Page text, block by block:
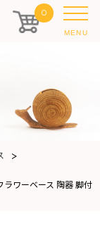
0
MENU
>
ワーベース 陶器 脚付